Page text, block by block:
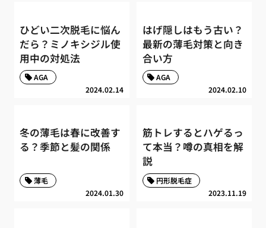
ひどい二次脱毛に悩ん
だら？ミノキシジル使
用中の対処法
2024.02.14
AGA
はげ隠しはもう古い？
最新の薄毛対策と向き
合い方
2024.02.10
AGA
冬の薄毛は春に改善す
る？季節と髪の関係
2024.01.30
薄毛
筋トレするとハゲるっ
て本当？噂の真相を解
説
2023.11.19
円形脱毛症